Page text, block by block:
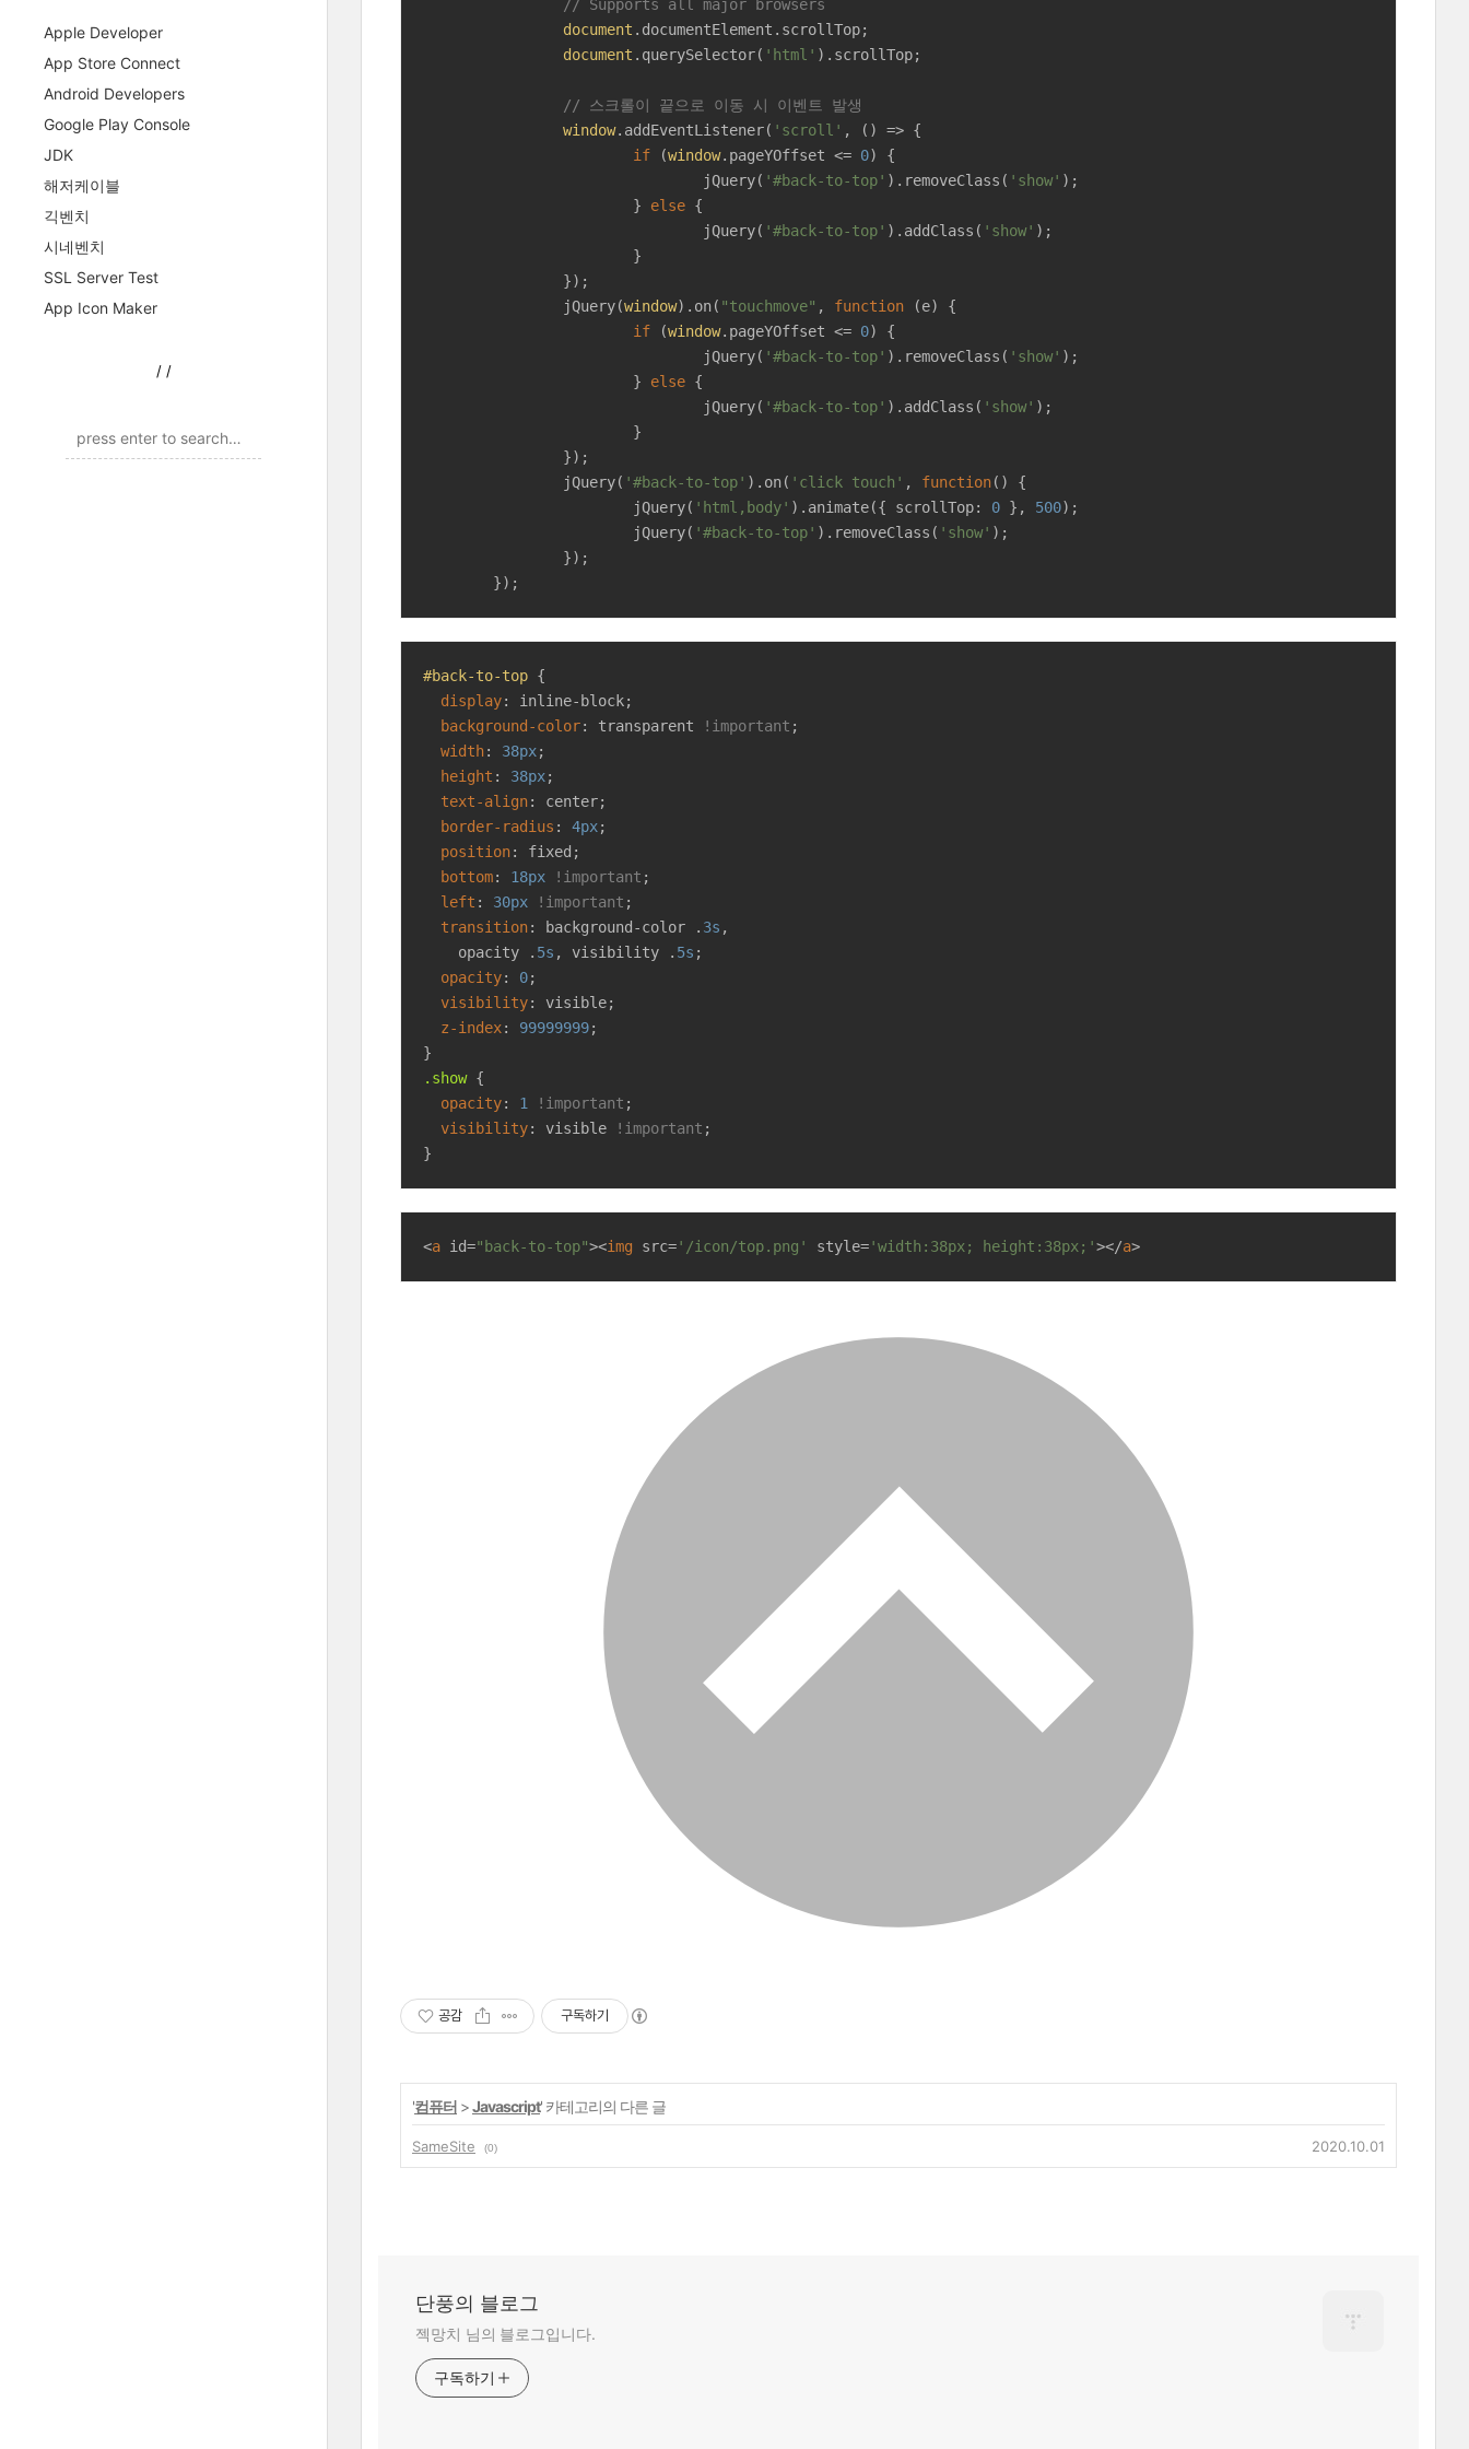
Apple Developer
App Store Connect
Android Developers
Google Play Console
JDK
해저케이블
긱벤치
시네벤치
SSL Server Test
App Icon Maker
/ /
// Supports all major browsers
document .documentElement.scrollTop;
document .querySelector( 'html' ).scrollTop;
// 스크롤이 끝으로 이동 시 이벤트 발생
window.addEventListener( 'scroll' , () => {
if (window.pageYOffset <= 0) {
				jQuery(
'#back-to-top' ).removeClass( 'show' );
			}
else {
				jQuery(
'#back-to-top' ).addClass( 'show' );
		jQuery(
window).on( "touchmove" , function (e) {
if (window.pageYOffset <= 0) {
				jQuery(
'#back-to-top' ).removeClass( 'show' );
			}
else {
				jQuery(
'#back-to-top' ).addClass( 'show' );
		jQuery(
'#back-to-top' ).on( 'click touch' , function( ) {
			jQuery(
'html,body' ).animate({ scrollTop: 0 }, 500);
			jQuery(
'#back-to-top' ).removeClass( 'show' );
	});
#back-to-top {
display: inline-block;
background-color: transparent !important ;
width: 38px;
height : 38px;
text-align: center;
border-radius : 4px;
position: fixed;
bottom: 18px !important ;
left : 30px !important ;
transition: background-color . 3s ,
    opacity .
5s , visibility . 5s ;
opacity: 0;
visibility: visible;
z-index: 99999999;
.show {
opacity: 1 !important ;
visibility: visible !important ;
}
<a id="back-to-top"><img src='/icon/top.png' style='width:38px; height:38px;'></a>
공감 구독하기
'컴퓨터 >Javascript' 카테고리의 다른 글
SameSite (0) 2020.10.01
단풍의 블로그
젝망치 님의 블로그입니다.
구독하기